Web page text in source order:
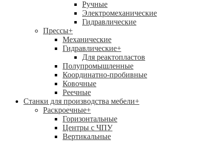
Ручные
Электромеханические
Гидравлические
Прессы+
Механические
Гидравлические+
Для реактопластов
Полупромышленные
Координатно-пробивные
Ковочные
Реечные
Станки для производства мебели+
Раскроечные+
Горизонтальные
Центры с ЧПУ
Вертикальные